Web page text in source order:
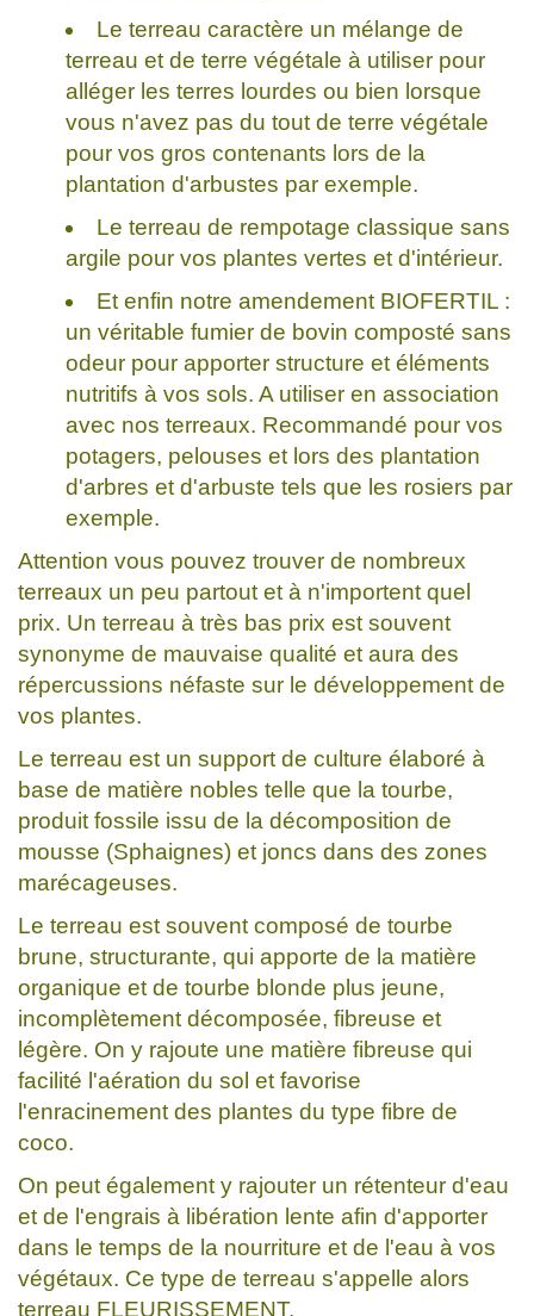
Le terreau caractère un mélange de
terreau et de terre végétale à utiliser pour
alléger les terres lourdes ou bien lorsque
vous n'avez pas du tout de terre végétale
pour vos gros contenants lors de la
plantation d'arbustes par exemple.
Le terreau de rempotage classique sans
argile pour vos plantes vertes et d'intérieur.
Et enfin notre amendement BIOFERTIL :
un véritable fumier de bovin composté sans
odeur pour apporter structure et éléments
nutritifs à vos sols. A utiliser en association
avec nos terreaux. Recommandé pour vos
potagers, pelouses et lors des plantation
d'arbres et d'arbuste tels que les rosiers par
exemple.
Attention vous pouvez trouver de nombreux
terreaux un peu partout et à n'importent quel
prix. Un terreau à très bas prix est souvent
synonyme de mauvaise qualité et aura des
répercussions néfaste sur le développement de
vos plantes.
Le terreau est un support de culture élaboré à
base de matière nobles telle que la tourbe,
produit fossile issu de la décomposition de
mousse (Sphaignes) et joncs dans des zones
marécageuses.
Le terreau est souvent composé de tourbe
brune, structurante, qui apporte de la matière
organique et de tourbe blonde plus jeune,
incomplètement décomposée, fibreuse et
légère. On y rajoute une matière fibreuse qui
facilité l'aération du sol et favorise
l'enracinement des plantes du type fibre de
coco.
On peut également y rajouter un rétenteur d'eau
et de l'engrais à libération lente afin d'apporter
dans le temps de la nourriture et de l'eau à vos
végétaux. Ce type de terreau s'appelle alors
terreau FLEURISSEMENT.